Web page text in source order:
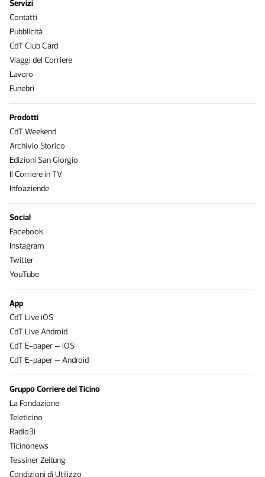
Servizi
Contatti
Pubblicità
CdT Club Card
Viaggi del Corriere
Lavoro
Funebri
Prodotti
CdT Weekend
Archivio Storico
Edizioni San Giorgio
Il Corriere in TV
Infoaziende
Social
Facebook
Instagram
Twitter
YouTube
App
CdT Live iOS
CdT Live Android
CdT E-paper – iOS
CdT E-paper – Android
Gruppo Corriere del Ticino
La Fondazione
Teleticino
Radio3i
Ticinonews
Tessiner Zeitung
Condizioni di Utilizzo